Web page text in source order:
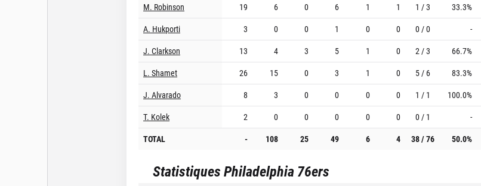
M. Robinson
19 6 0 6 1 1 1 / 3 33.3%
A. Hukporti
3 0 0 1 0 0 0 / 0 -
J. Clarkson
13 4 3 5 1 0 2 / 3 66.7%
L. Shamet
26 15 0 3 1 0 5 / 6 83.3%
J. Alvarado
8 3 0 0 0 0 1 / 1 100.0%
T. Kolek
2 0 0 0 0 0 0 / 1 -
TOTAL
- 108 25 49 6 4 38 / 76 50.0%
StatistiquesPhiladelphia 76ers